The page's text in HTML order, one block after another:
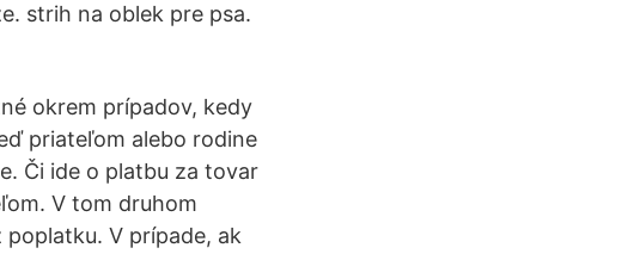
strih na oblek pre psa.
okrem prípadov, kedy
priateľom alebo rodine
Či ide o platbu za tovar
V tom druhom
poplatku. V prípade, ak